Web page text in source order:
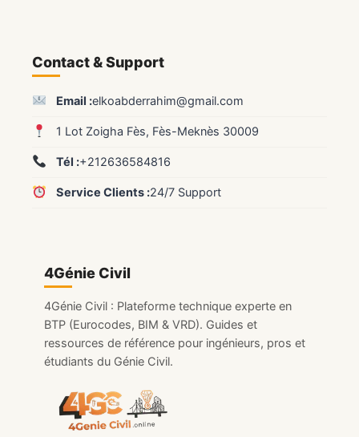
4Génie Civil
4Génie Civil : Plateforme technique experte en
BTP (Eurocodes, BIM & VRD). Guides et
ressources de référence pour ingénieurs, pros et
étudiants du Génie Civil.
Contact & Support
Email :elkoabderrahim@gmail.com
1 Lot Zoigha Fès, Fès-Meknès 30009
Tél :+212636584816
Service Clients :24/7 Support